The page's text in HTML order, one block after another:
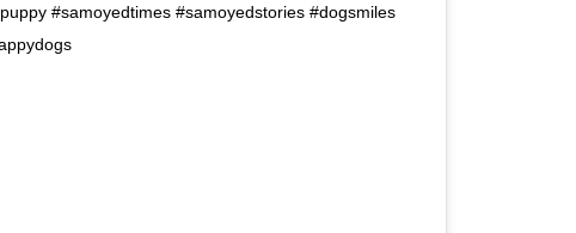
#samoyedtimes #samoyedstories #dogsmiles